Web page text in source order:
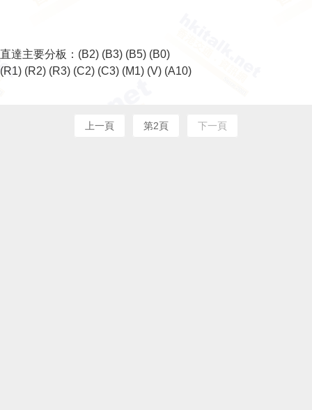
直達主要分板： (B2) (B3) (B5) (B0)
(R1) (R2) (R3) (C2) (C3) (M1) (V) (A10)
上一頁 第2頁 下一頁